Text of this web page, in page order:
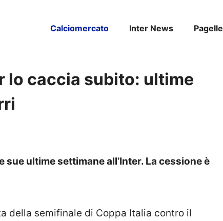
Calciomercato Inter News Pagelle
lo caccia subito: ultime
ultime settimane all’Inter. La cessione è
della semifinale di Coppa Italia contro il